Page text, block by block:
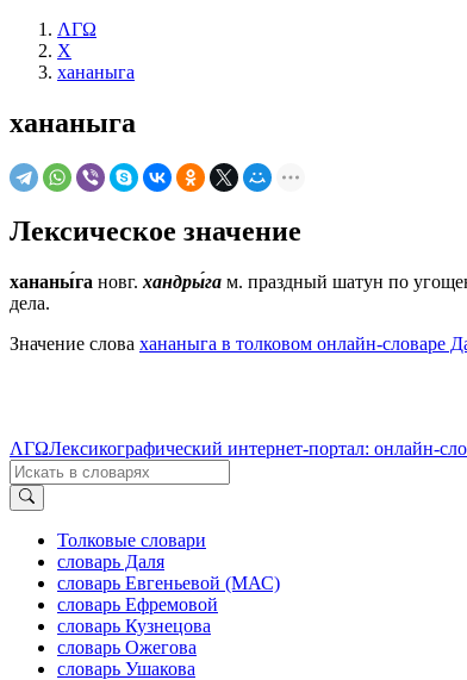
ΛΓΩ
Х
хананыга
хананыга
Лексическое значение
хананы́га новг. хандры́га м. праздный шатун по
дела.
Значение слова хананыга в толковом онлайн-словаре
ΛΓΩЛексикографический интернет-портал: онлайн-
Толковые словари
словарь Даля
словарь Евгеньевой (МАС)
словарь Ефремовой
словарь Кузнецова
словарь Ожегова
словарь Ушакова